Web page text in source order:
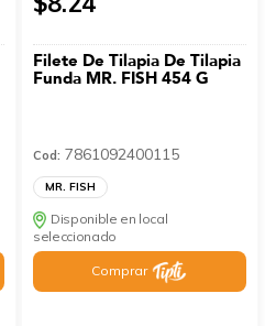
Filete De Tilapia De Tilapia
Funda MR. FISH 454 G
Cod: 7861092400115
MR. FISH
Disponible en local
seleccionado
Comprar